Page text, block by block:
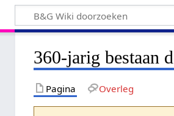
360-jarig bestaan
Pagina Overleg